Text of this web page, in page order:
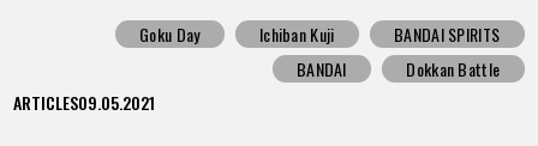
Goku Day Ichiban Kuji
BANDAI SPIRITS
BANDAI
Dokkan Battle
ARTICLES09.05.2021